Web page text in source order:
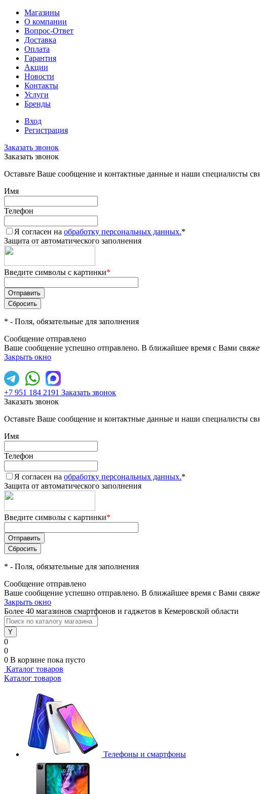
Магазины
О компании
Вопрос-Ответ
Доставка
Оплата
Гарантия
Акции
Новости
Контакты
Услуги
Бренды
Вход
Регистрация
Заказать звонок
Заказать звонок
Оставьте Ваше сообщение и контактные данные и наши специалисты
Имя
Телефон
Я согласен на обработку персональных данных.*
Защита от автоматического заполнения
Введите символы с картинки*
* - Поля, обязательные для заполнения
Сообщение отправлено
Ваше сообщение успешно отправлено. В ближайшее время с Вами
Закрыть окно
+7 951 184 2191 Заказать звонок
Заказать звонок
Оставьте Ваше сообщение и контактные данные и наши специалисты
Имя
Телефон
Я согласен на обработку персональных данных.*
Защита от автоматического заполнения
Введите символы с картинки*
* - Поля, обязательные для заполнения
Сообщение отправлено
Ваше сообщение успешно отправлено. В ближайшее время с Вами
Закрыть окно
Более 40 магазинов смартфонов и гаджетов в Кемеровской области
0
0
0 В корзине пока пусто
Каталог товаров
Каталог товаров
Телефоны и смартфоны